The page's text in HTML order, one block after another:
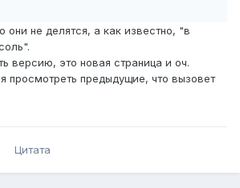
они не делятся, а как известно, "в
версию, это новая страница и оч.
просмотреть предыдущие, что вызовет
Цитата